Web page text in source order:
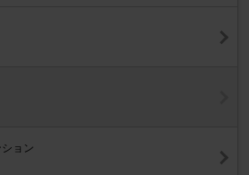
ョン